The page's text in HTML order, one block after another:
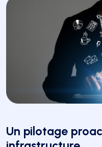
Un pilotage